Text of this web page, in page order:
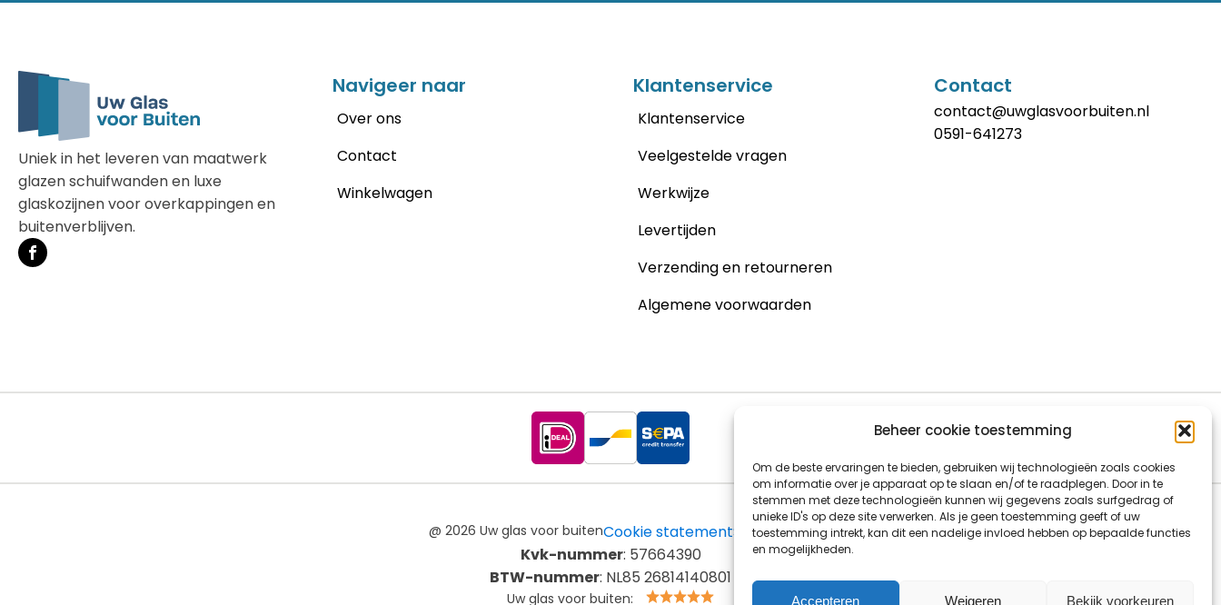
Beheer cookie toestemming
Om de beste ervaringen te bieden, gebruiken wij technologieën zoals cookies
om informatie over je apparaat op te slaan en/of te raadplegen. Door in te
stemmen met deze technologieën kunnen wij gegevens zoals surfgedrag of
unieke ID's op deze site verwerken. Als je geen toestemming geeft of uw
toestemming intrekt, kan dit een nadelige invloed hebben op bepaalde functies
en mogelijkheden.
Accepteren Weigeren Bekijk voorkeuren
Uniek in het leveren van maatwerk
glazen schuifwanden en luxe
glaskozijnen voor overkappingen en
buitenverblijven.
Navigeer naar
Over ons
Contact
Winkelwagen
Klantenservice
Klantenservice
Veelgestelde vragen
Werkwijze
Levertijden
Verzending en retourneren
Algemene voorwaarden
Contact
contact@uwglasvoorbuiten.nl
0591-641273
@ 2026 Uw glas voor buitenCookie statementSitemap
Kvk-nummer: 57664390
BTW-nummer: NL85 26814140801
Uw glas voor buiten: